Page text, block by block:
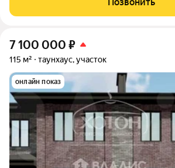
2014 году и выполненное из
7 100 000 ₽
115 м² таунхаус, участок
онлайн показ